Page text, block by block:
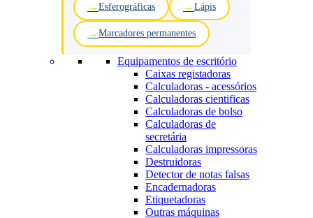
Esferográficas Lápis
Marcadores permanentes
Equipamentos de escritório
Caixas registadoras
Calculadoras - acessórios
Calculadoras cientificas
Calculadoras de bolso
Calculadoras de
secretária
Calculadoras impressoras
Destruidoras
Detector de notas falsas
Encadernadoras
Etiquetadoras
Outras máquinas